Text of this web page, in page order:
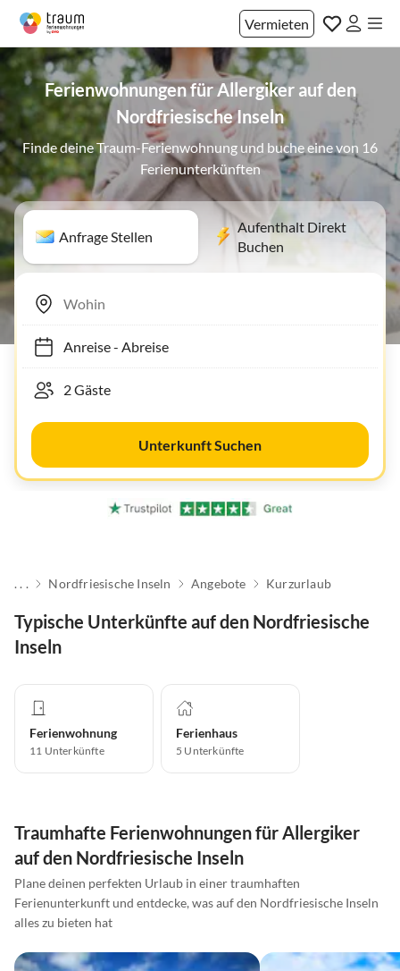
Vermieten
Ferienwohnungen für Allergiker auf den
Nordfriesische Inseln
Finde deine Traum-Ferienwohnung und buche eine von 16
Ferienunterkünften
Anfrage Stellen
Aufenthalt Direkt
Buchen
Anreise- Abreise
Unterkunft Suchen
. . . Nordfriesische Inseln Angebote Kurzurlaub
Typische Unterkünfte auf den Nordfriesische
Inseln
Ferienwohnung
11 Unterkünfte
Ferienhaus
5 Unterkünfte
Traumhafte Ferienwohnungen für Allergiker
auf den Nordfriesische Inseln
Plane deinen perfekten Urlaub in einer traumhaften
Ferienunterkunft und entdecke, was auf den Nordfriesische Inseln
alles zu bieten hat